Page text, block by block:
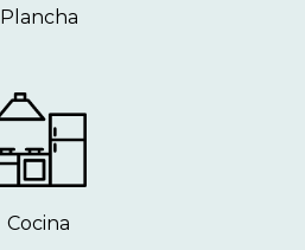
Plancha
Cocina